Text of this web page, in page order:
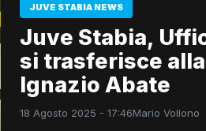
JUVE STABIA NEWS
Juve Stabia,
si trasferisce
Ignazio Abate
18 Agosto 2025 - 17:46Mario Vollono